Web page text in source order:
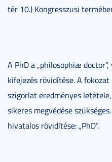
tér 10.) Kongresszusi
A PhD a „philosophiæ
kifejezés rövidítése. A
szigorlat eredményes
sikeres megvédése
hivatalos rövidítése: „PhD”.